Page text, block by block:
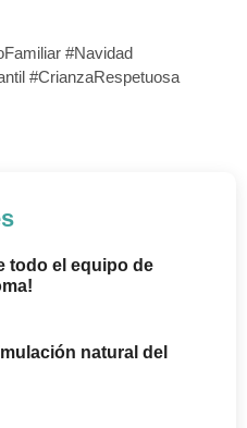
#Navidad
#CrianzaRespetuosa
todo el equipo de
natural del